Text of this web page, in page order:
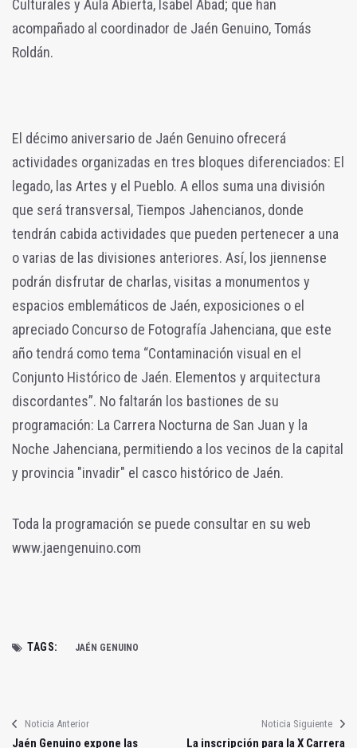
Culturales y Aula Abierta, Isabel Abad; que han
acompañado al coordinador de Jaén Genuino, Tomás
Roldán.
El décimo aniversario de Jaén Genuino ofrecerá
actividades organizadas en tres bloques diferenciados: El
legado, las Artes y el Pueblo. A ellos suma una división
que será transversal, Tiempos Jahencianos, donde
tendrán cabida actividades que pueden pertenecer a una
o varias de las divisiones anteriores. Así, los jiennense
podrán disfrutar de charlas, visitas a monumentos y
espacios emblemáticos de Jaén, exposiciones o el
apreciado Concurso de Fotografía Jahenciana, que este
año tendrá como tema “Contaminación visual en el
Conjunto Histórico de Jaén. Elementos y arquitectura
discordantes”. No faltarán los bastiones de su
programación: La Carrera Nocturna de San Juan y la
Noche Jahenciana, permitiendo a los vecinos de la capital
y provincia "invadir" el casco histórico de Jaén.
Toda la programación se puede consultar en su web
www.jaengenuino.com
TAGS: JAÉN GENUINO
Noticia Anterior
Jaén Genuino expone las
Noticia Siguiente
La inscripción para la X Carrera